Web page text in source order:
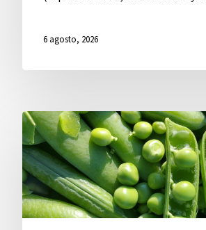
6 agosto, 2026
Junio
2026